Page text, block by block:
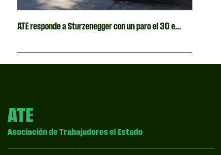
ATE responde a Sturzenegger con un paro el 30 e...
ATE
Asociación de Trabajadores el Estado